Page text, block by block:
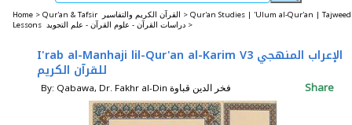
Home > Qur'an & Tafsir القرآن الكريم والتفاسير > Qur'an Studies | 'Ulum al-Qur'an | Tajweed
Lessons دراسات القرآن - علوم القرآن - علم التجويد >
I'rab al-Manhaji lil-Qur'an al-Karim V3 الإعراب المنهجي
للقرآن الكريم
By: Qabawa, Dr. Fakhr al-Din فخر الدين قباوة Share